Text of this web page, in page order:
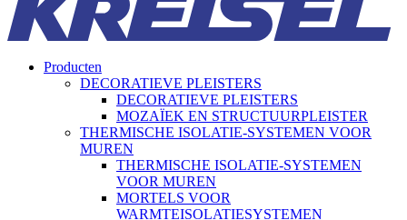
Producten
DECORATIEVE PLEISTERS
DECORATIEVE PLEISTERS
MOZAÏEK EN STRUCTUURPLEISTER
THERMISCHE ISOLATIE-SYSTEMEN VOOR
MUREN
THERMISCHE ISOLATIE-SYSTEMEN
VOOR MUREN
MORTELS VOOR
WARMTEISOLATIESYSTEMEN